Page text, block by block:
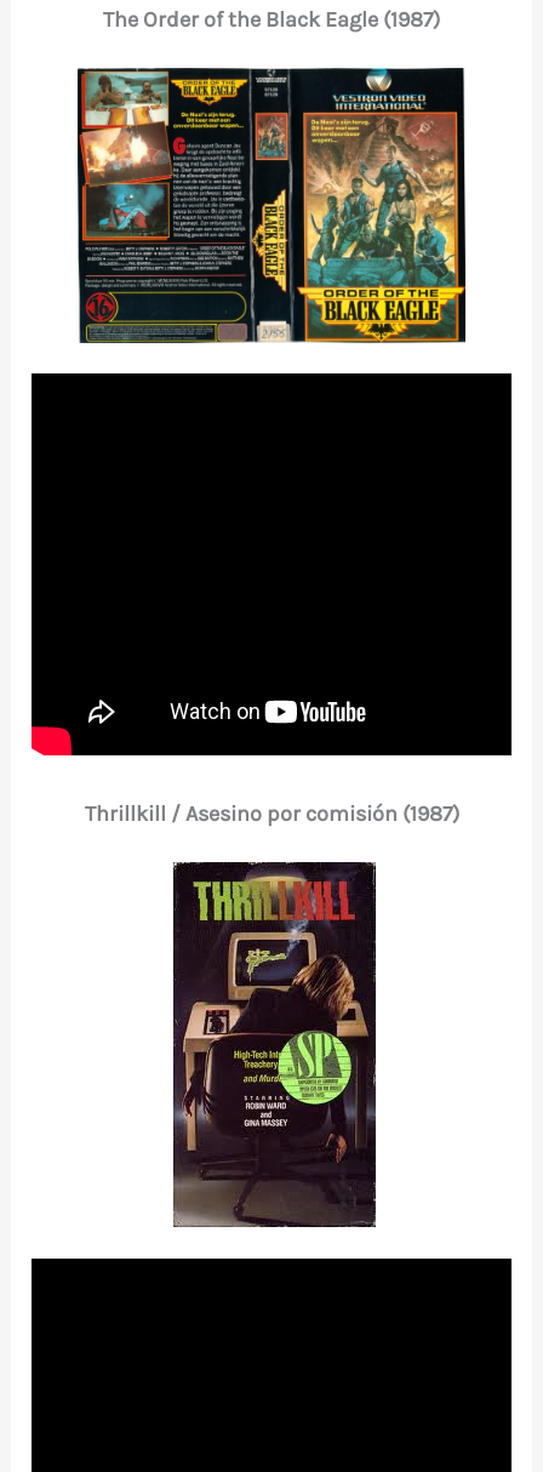
The Order of the Black Eagle (1987)
Thrillkill / Asesino por comisión (1987)